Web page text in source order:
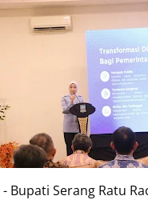
- Bupati Serang Ratu